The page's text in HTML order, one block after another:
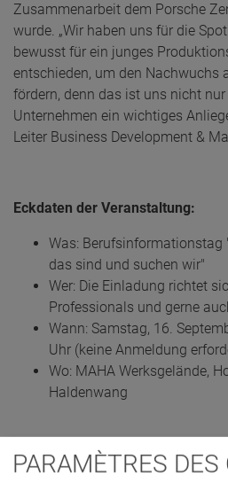
Zusammenarbeit dem Porsche
wurde. „Wir haben uns für die
bewusst für ein junges
entschieden, um den Nachwuchs
fördern, denn das ist uns nicht
Unternehmen ein wichtiges
Leiter Business Development &
Eckdaten der Veranstaltung:
Was: Berufsinformationstag
das sind und suchen wir"
Wer: Die Einladung richtet
Professionals und gerne
Wann: Samstag, 16.
Uhr (keine Anmeldung
Wo: MAHA Werksgelände,
Haldenwang
PARAMÈTRES DES